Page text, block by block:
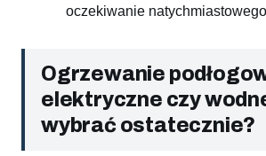
oczekiwanie
Ogrzewanie
elektryczne czy
wybrać ostatecznie?